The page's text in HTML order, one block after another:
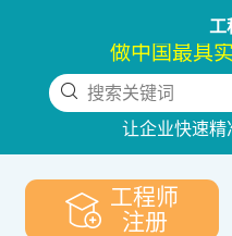
工
做中国最具
搜索关键词
让企业快速精
工程师
注册